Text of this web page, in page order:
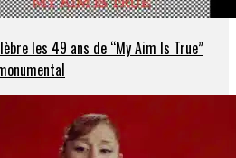
les 49 ans de “My Aim Is True”